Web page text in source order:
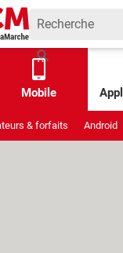
Mobile
& forfaits Android